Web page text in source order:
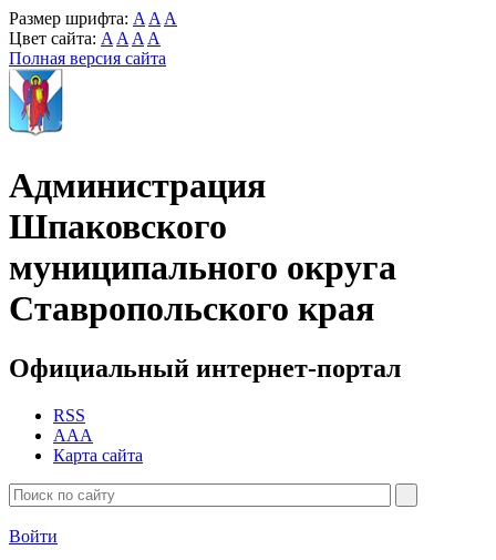
Размер шрифта: A A A
Цвет сайта: A A A A
Полная версия сайта
Администрация
Шпаковского
муниципального округа
Ставропольского края
Официальный интернет-портал
RSS
AAA
Карта сайта
Войти